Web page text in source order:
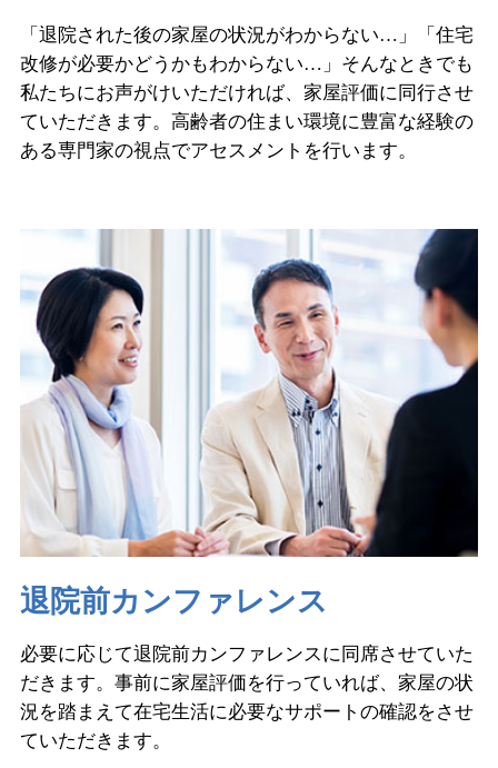
「退院された後の家屋の状況がわからない…」「住宅
改修が必要かどうかもわからない…」そんなときでも
私たちにお声がけいただければ、家屋評価に同行させ
ていただきます。高齢者の住まい環境に豊富な経験の
ある専門家の視点でアセスメントを行います。
退院前カンファレンス
必要に応じて退院前カンファレンスに同席させていた
だきます。事前に家屋評価を行っていれば、家屋の状
況を踏まえて在宅生活に必要なサポートの確認をさせ
ていただきます。